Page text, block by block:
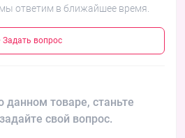
ответим в ближайшее время.
Задать вопрос
данном товаре, станьте
свой вопрос.